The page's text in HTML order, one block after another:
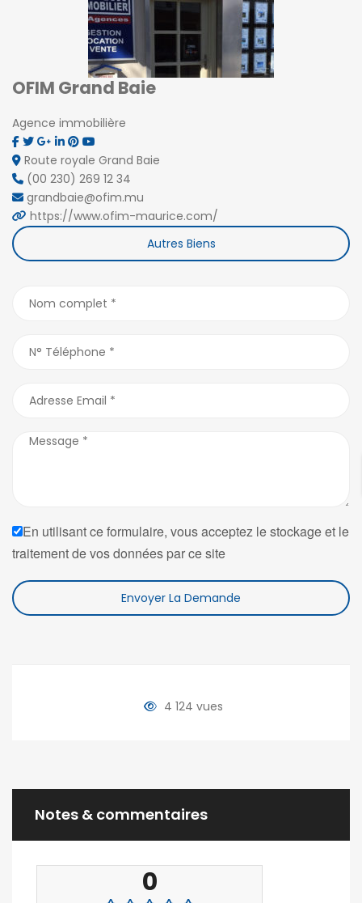
OFIM Grand Baie
Agence immobilière
Route royale Grand Baie
(00 230) 269 12 34
grandbaie@ofim.mu
https://www.ofim-maurice.com/
Autres Biens
En utilisant ce formulaire, vous acceptez le stockage et le
traitement de vos données par ce site
Envoyer La Demande
4 124 vues
Notes & commentaires
0